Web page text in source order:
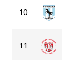
10
11